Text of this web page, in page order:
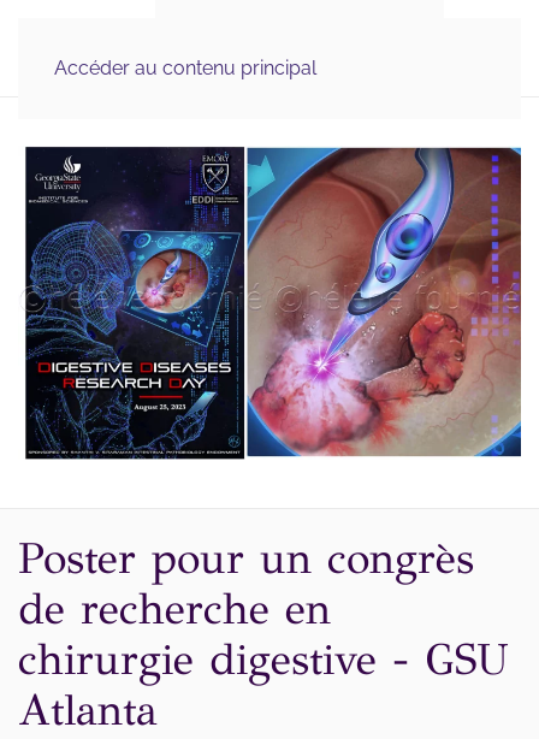
Accéder au contenu principal
& Scientifique, Graphisme
Poster pour un congrès
de recherche en
chirurgie digestive - GSU
Atlanta